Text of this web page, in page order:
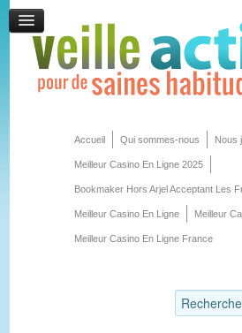
Accueil Qui sommes-nous Nous
Meilleur Casino En Ligne 2025
Bookmaker Hors Arjel Acceptant Les
Meilleur Casino En Ligne Meilleur
Meilleur Casino En Ligne France